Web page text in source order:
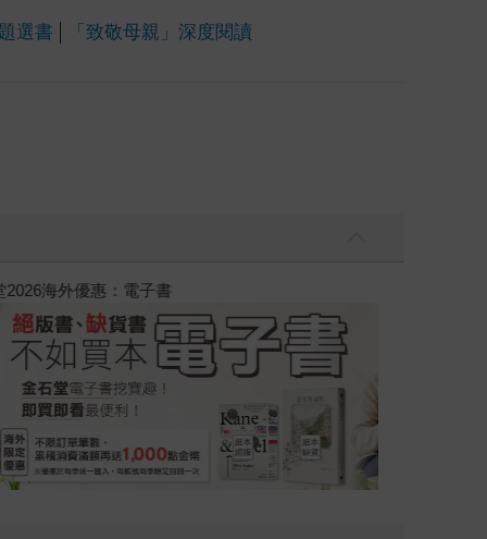
選書 「致敬母親」深度閱讀
點〉第二波